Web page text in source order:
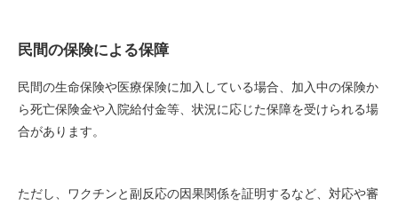
民間の保険による保障
民間の生命保険や医療保険に加入している場合、加入中の保険か
ら死亡保険金や入院給付金等、状況に応じた保障を受けられる場
合があります。
ただし、ワクチンと副反応の因果関係を証明するなど、対応や審